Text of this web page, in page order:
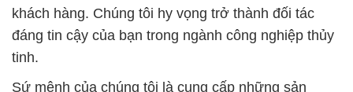
phẩm và dịch vụ chất lượng nhất, góp phần vào sự
phát triển bền vững của nền kinh tế Việt Nam.
Chúng tôi không chỉ đặt mục tiêu cung cấp sản
phẩm hóa chất chất lượng và dịch vụ xuất sắc cho